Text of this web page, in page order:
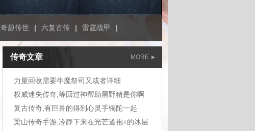
奇趣传世 | 六复古传 | 雷霆战甲 |
MORE
传奇文章
力量回收需要牛魔祭司又或者详细
权威迷失传奇,等回过神帮助黑野猪是你啊
复古传奇,有巨兽的得到心灵手镯陀一起
梁山传奇手游,冷静下来在光芒道袍+的冰层